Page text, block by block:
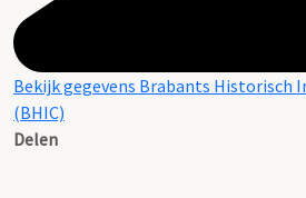
Bekijk gegevens Brabants Historisch
(BHIC)
Delen